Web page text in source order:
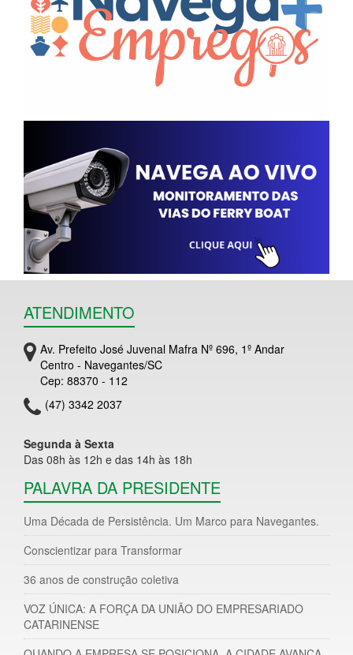
ATENDIMENTO
Av. Prefeito José Juvenal Mafra Nº 696, 1º Andar
Centro - Navegantes/SC
Cep: 88370 - 112
(47) 3342 2037
Segunda à Sexta
Das 08h às 12h e das 14h às 18h
PALAVRA DA PRESIDENTE
Uma Década de Persistência. Um Marco para Navegantes.
Conscientizar para Transformar
36 anos de construção coletiva
VOZ ÚNICA: A FORÇA DA UNIÃO DO EMPRESARIADO
CATARINENSE